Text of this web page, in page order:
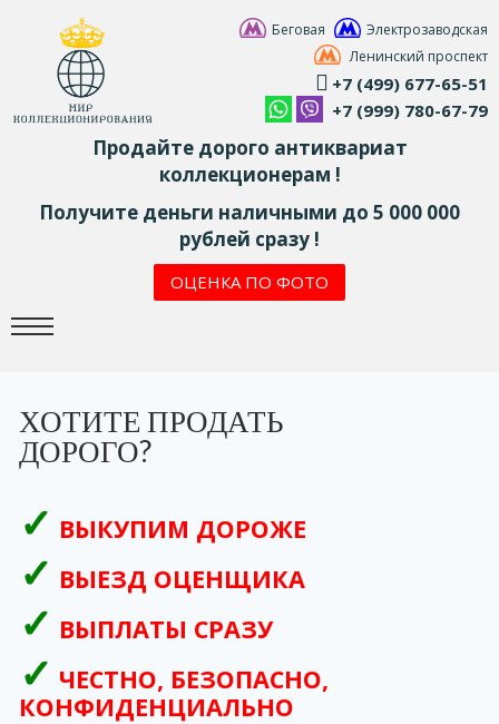
Беговая
Электрозаводская
Ленинский проспект
+7 (499) 677-65-51
+7 (999) 780-67-79
Продайте дорого антиквариат
коллекционерам !
Получите деньги наличными до 5 000 000
рублей сразу !
ОЦЕНКА ПО ФОТО
ХОТИТЕ ПРОДАТЬ
ДОРОГО?
ВЫКУПИМ ДОРОЖЕ
ВЫЕЗД ОЦЕНЩИКА
ВЫПЛАТЫ СРАЗУ
ЧЕСТНО, БЕЗОПАСНО,
КОНФИДЕНЦИАЛЬНО